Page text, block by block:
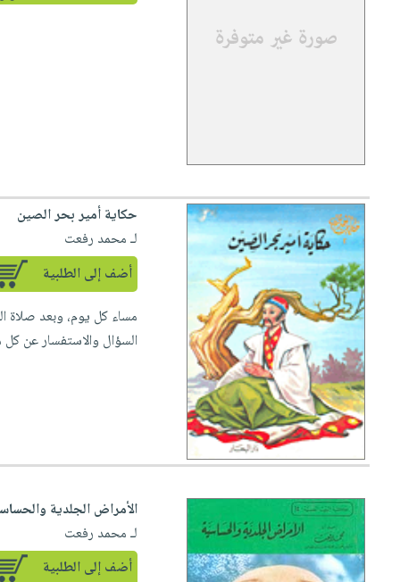
حكاية أمير بحر الصين
لـ محمد رفعت
أضف إلى الطلبية
مساء كل يوم، وبعد صلاة
السؤال والاستفسار عن كل
الأمراض الجلدية
لـ محمد رفعت
أضف إلى الطلبية